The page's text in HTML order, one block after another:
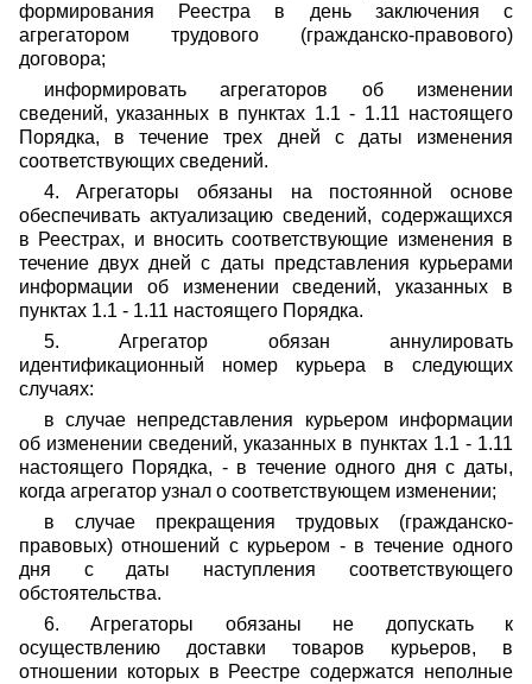
формирования Реестра в день заключения с
агрегатором трудового (гражданско-правового)
договора;
информировать агрегаторов об изменении
сведений, указанных в пунктах 1.1 - 1.11 настоящего
Порядка, в течение трех дней с даты изменения
соответствующих сведений.
4. Агрегаторы обязаны на постоянной основе
обеспечивать актуализацию сведений, содержащихся
в Реестрах, и вносить соответствующие изменения в
течение двух дней с даты представления курьерами
информации об изменении сведений, указанных в
пунктах 1.1 - 1.11 настоящего Порядка.
5. Агрегатор обязан аннулировать
идентификационный номер курьера в следующих
случаях:
в случае непредставления курьером информации
об изменении сведений, указанных в пунктах 1.1 - 1.11
настоящего Порядка, - в течение одного дня с даты,
когда агрегатор узнал о соответствующем изменении;
в случае прекращения трудовых (гражданско-
правовых) отношений с курьером - в течение одного
дня с даты наступления соответствующего
обстоятельства.
6. Агрегаторы обязаны не допускать к
осуществлению доставки товаров курьеров, в
отношении которых в Реестре содержатся неполные